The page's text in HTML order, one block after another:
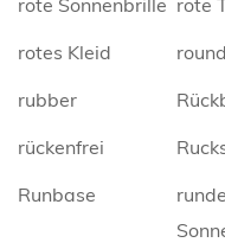
rotes Kleid
rubber
rückenfrei
Runbase
runde